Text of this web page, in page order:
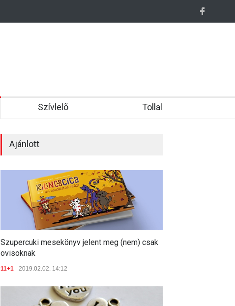
Fenomena – A Világ, ahogy mi látjuk.
Szívlelõ Tollal
Ajánlott
Szupercuki mesekönyv jelent meg (nem) csak
ovisoknak
11+1 2019.02.02. 14:12